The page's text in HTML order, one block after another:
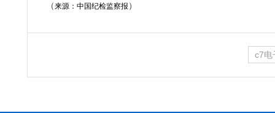
（来源：中国纪检监察报 ）
c7电